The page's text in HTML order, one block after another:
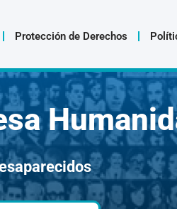
Protección de Derechos